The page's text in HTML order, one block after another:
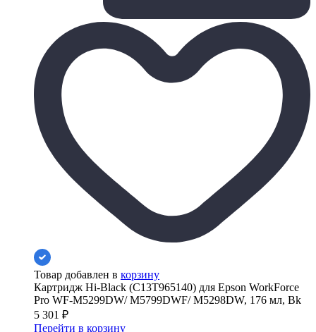
Товар добавлен в корзину
Картридж Hi-Black (C13T965140) для Epson WorkForce
Pro WF-M5299DW/ M5799DWF/ M5298DW, 176 мл, Bk
5 301 ₽
Перейти в корзину